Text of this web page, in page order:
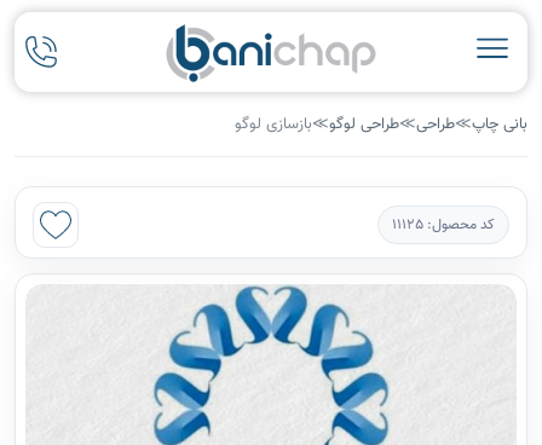
بانی چاپ≫طراحی≫طراحی لوگو≫بازسازی لوگو
کد محصول: 11125